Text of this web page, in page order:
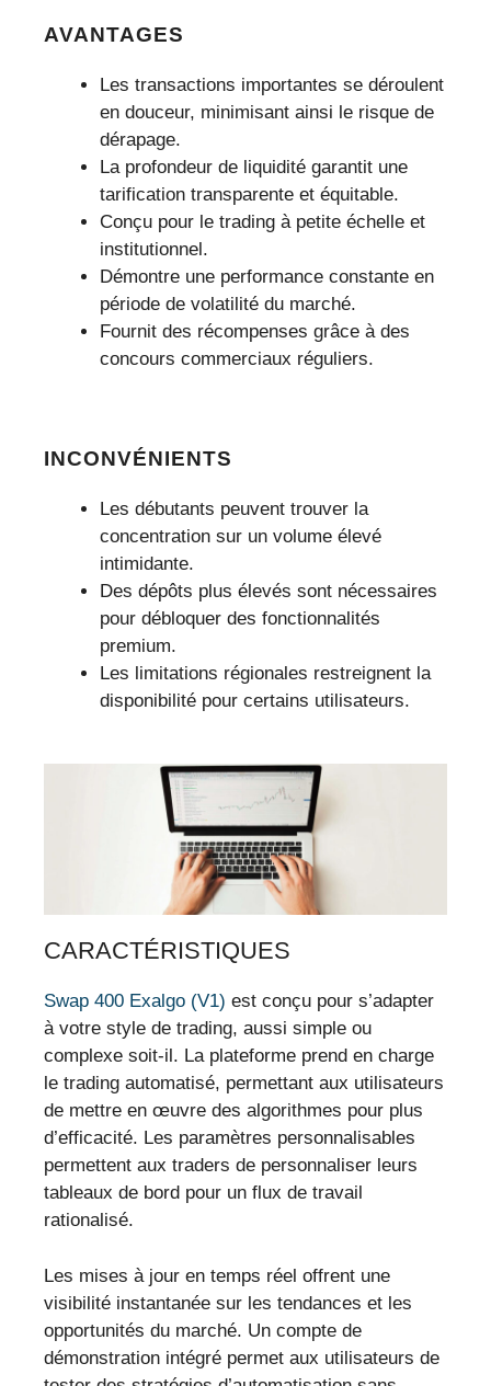
AVANTAGES
Les transactions importantes se déroulent
en douceur, minimisant ainsi le risque de
dérapage.
La profondeur de liquidité garantit une
tarification transparente et équitable.
Conçu pour le trading à petite échelle et
institutionnel.
Démontre une performance constante en
période de volatilité du marché.
Fournit des récompenses grâce à des
concours commerciaux réguliers.
INCONVÉNIENTS
Les débutants peuvent trouver la
concentration sur un volume élevé
intimidante.
Des dépôts plus élevés sont nécessaires
pour débloquer des fonctionnalités
premium.
Les limitations régionales restreignent la
disponibilité pour certains utilisateurs.
CARACTÉRISTIQUES
Swap 400 Exalgo (V1) est conçu pour s’adapter
à votre style de trading, aussi simple ou
complexe soit-il. La plateforme prend en charge
le trading automatisé, permettant aux utilisateurs
de mettre en œuvre des algorithmes pour plus
d’efficacité. Les paramètres personnalisables
permettent aux traders de personnaliser leurs
tableaux de bord pour un flux de travail
rationalisé.
Les mises à jour en temps réel offrent une
visibilité instantanée sur les tendances et les
opportunités du marché. Un compte de
démonstration intégré permet aux utilisateurs de